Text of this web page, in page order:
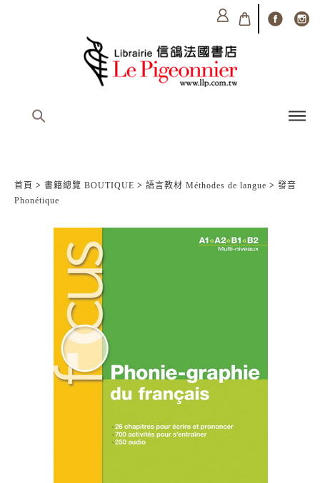
首頁 > 書籍總覽 BOUTIQUE > 語言教材 Méthodes de langue > 發音
Phonétique